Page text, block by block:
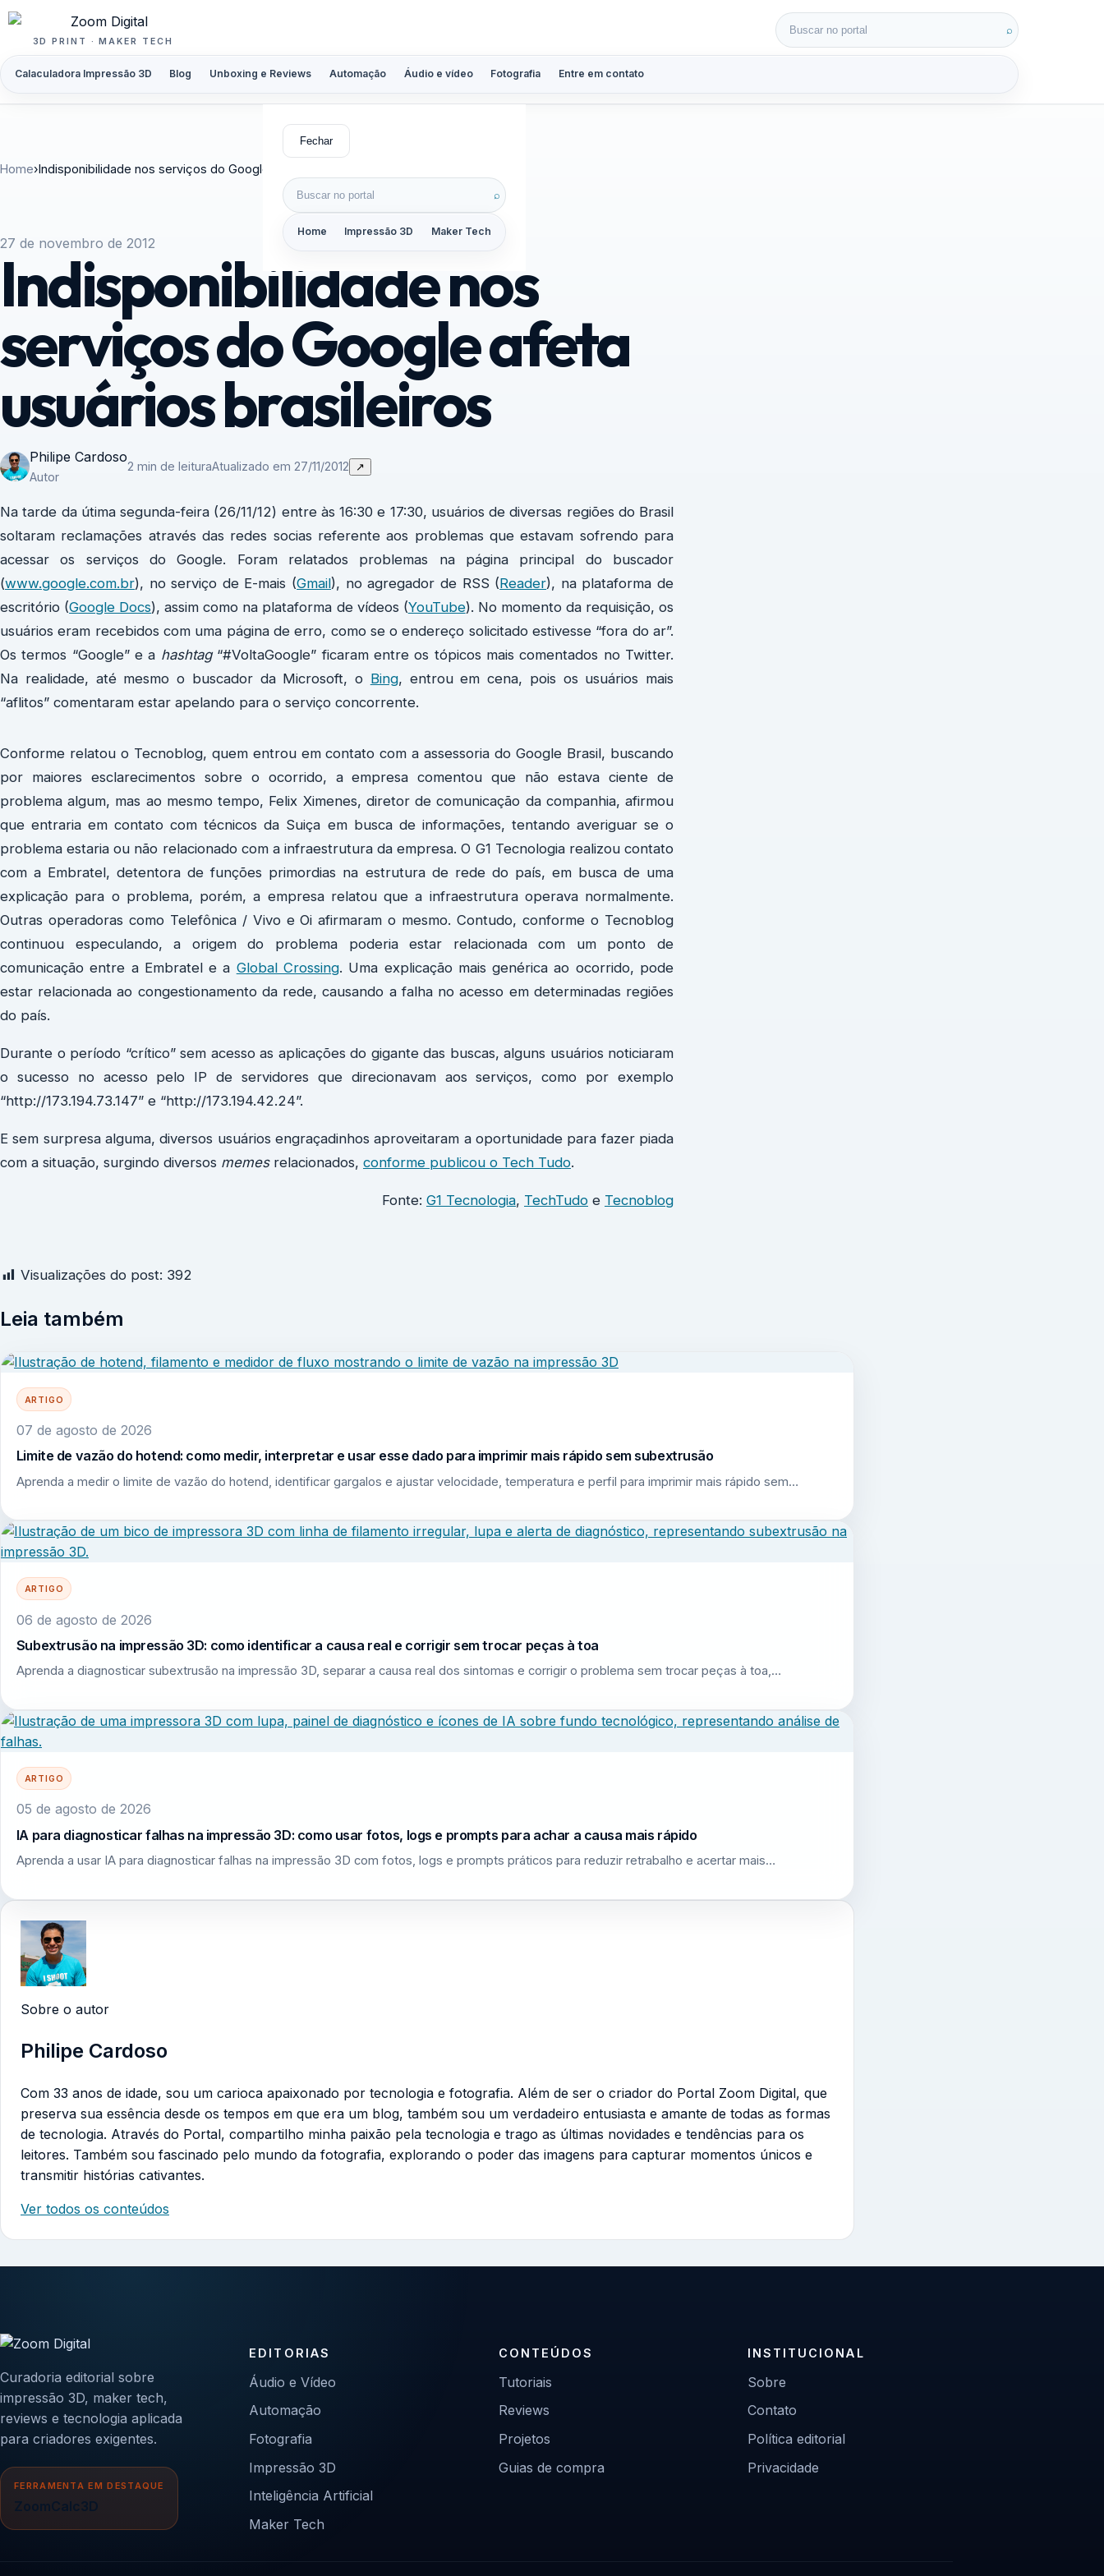
Pular para o conteúdo
3D PRINT · MAKER TECH
Calaculadora Impressão 3D Blog Unboxing e Reviews Automação Áudio e vídeo Fotografia Entre em contato
Buscar por: ⌕
Fechar
Buscar por: ⌕
Home Impressão 3D Maker Tech
Home›Indisponibilidade nos serviços do Google afeta usuários brasileiros
27 de novembro de 2012
Indisponibilidade nos
serviços do Google afeta
usuários brasileiros
Philipe Cardoso
Autor
2 min de leituraAtualizado em 27/11/2012 ↗
Na tarde da útima segunda-feira (26/11/12) entre às 16:30 e 17:30, usuários de diversas regiões do Brasil
soltaram reclamações através das redes socias referente aos problemas que estavam sofrendo para
acessar os serviços do Google. Foram relatados problemas na página principal do buscador
(www.google.com.br), no serviço de E-mais (Gmail), no agregador de RSS (Reader), na plataforma de
escritório (Google Docs), assim como na plataforma de vídeos (YouTube). No momento da requisição, os
usuários eram recebidos com uma página de erro, como se o endereço solicitado estivesse “fora do ar”.
Os termos “Google” e a hashtag“#VoltaGoogle” ficaram entre os tópicos mais comentados no Twitter.
Na realidade, até mesmo o buscador da Microsoft, o Bing, entrou em cena, pois os usuários mais
“aflitos” comentaram estar apelando para o serviço concorrente.
Conforme relatou o Tecnoblog, quem entrou em contato com a assessoria do Google Brasil, buscando
por maiores esclarecimentos sobre o ocorrido, a empresa comentou que não estava ciente de
problema algum, mas ao mesmo tempo, Felix Ximenes, diretor de comunicação da companhia, afirmou
que entraria em contato com técnicos da Suiça em busca de informações, tentando averiguar se o
problema estaria ou não relacionado com a infraestrutura da empresa. O G1 Tecnologia realizou contato
com a Embratel, detentora de funções primordias na estrutura de rede do país, em busca de uma
explicação para o problema, porém, a empresa relatou que a infraestrutura operava normalmente.
Outras operadoras como Telefônica / Vivo e Oi afirmaram o mesmo. Contudo, conforme o Tecnoblog
continuou especulando, a origem do problema poderia estar relacionada com um ponto de
comunicação entre a Embratel e a Global Crossing. Uma explicação mais genérica ao ocorrido, pode
estar relacionada ao congestionamento da rede, causando a falha no acesso em determinadas regiões
do país.
Durante o período “crítico” sem acesso as aplicações do gigante das buscas, alguns usuários noticiaram
o sucesso no acesso pelo IP de servidores que direcionavam aos serviços, como por exemplo
“http://173.194.73.147” e “http://173.194.42.24”.
E sem surpresa alguma, diversos usuários engraçadinhos aproveitaram a oportunidade para fazer piada
com a situação, surgindo diversos memesrelacionados, conforme publicou o Tech Tudo.
Fonte: G1 Tecnologia, TechTudo e Tecnoblog
Visualizações do post: 392
Leia também
ARTIGO
07 de agosto de 2026
Limite de vazão do hotend: como medir, interpretar e usar esse dado para imprimir mais rápido sem subextrusão
Aprenda a medir o limite de vazão do hotend, identificar gargalos e ajustar velocidade, temperatura e perfil para imprimir mais rápido sem…
ARTIGO
06 de agosto de 2026
Subextrusão na impressão 3D: como identificar a causa real e corrigir sem trocar peças à toa
Aprenda a diagnosticar subextrusão na impressão 3D, separar a causa real dos sintomas e corrigir o problema sem trocar peças à toa,…
ARTIGO
05 de agosto de 2026
IA para diagnosticar falhas na impressão 3D: como usar fotos, logs e prompts para achar a causa mais rápido
Aprenda a usar IA para diagnosticar falhas na impressão 3D com fotos, logs e prompts práticos para reduzir retrabalho e acertar mais…
Sobre o autor
Philipe Cardoso
Com 33 anos de idade, sou um carioca apaixonado por tecnologia e fotografia. Além de ser o criador do Portal Zoom Digital, que
preserva sua essência desde os tempos em que era um blog, também sou um verdadeiro entusiasta e amante de todas as formas
de tecnologia. Através do Portal, compartilho minha paixão pela tecnologia e trago as últimas novidades e tendências para os
leitores. Também sou fascinado pelo mundo da fotografia, explorando o poder das imagens para capturar momentos únicos e
transmitir histórias cativantes.
Ver todos os conteúdos
Curadoria editorial sobre
impressão 3D, maker tech,
reviews e tecnologia aplicada
para criadores exigentes.
FERRAMENTA EM DESTAQUE
ZoomCalc3D
EDITORIAS
Áudio e Vídeo
Automação
Fotografia
Impressão 3D
Inteligência Artificial
Maker Tech
CONTEÚDOS
Tutoriais
Reviews
Projetos
Guias de compra
INSTITUCIONAL
Sobre
Contato
Política editorial
Privacidade